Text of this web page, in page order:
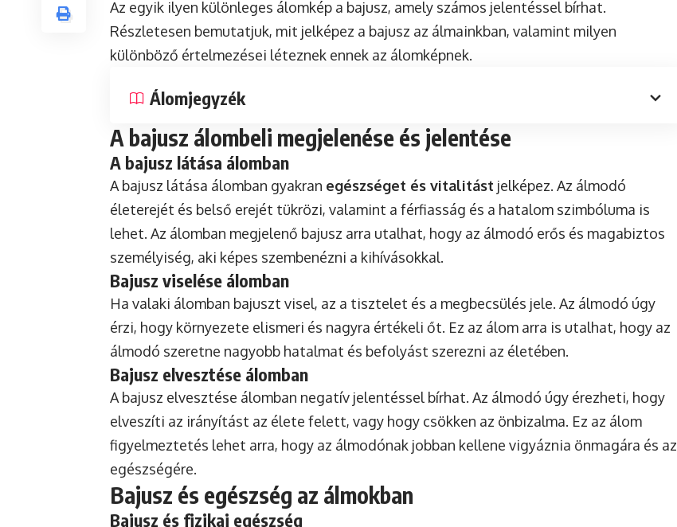
Az egyik ilyen különleges álomkép a bajusz, amely számos jelentéssel bírhat.
Részletesen bemutatjuk, mit jelképez a bajusz az álmainkban, valamint milyen
különböző értelmezései léteznek ennek az álomképnek.
Álomjegyzék
A bajusz álombeli megjelenése és jelentése
A bajusz látása álomban
A bajusz látása álomban gyakran egészséget és vitalitást jelképez. Az álmodó
életerejét és belső erejét tükrözi, valamint a férfiasság és a hatalom szimbóluma is
lehet. Az álomban megjelenő bajusz arra utalhat, hogy az álmodó erős és magabiztos
személyiség, aki képes szembenézni a kihívásokkal.
Bajusz viselése álomban
Ha valaki álomban bajuszt visel, az a tisztelet és a megbecsülés jele. Az álmodó úgy
érzi, hogy környezete elismeri és nagyra értékeli őt. Ez az álom arra is utalhat, hogy az
álmodó szeretne nagyobb hatalmat és befolyást szerezni az életében.
Bajusz elvesztése álomban
A bajusz elvesztése álomban negatív jelentéssel bírhat. Az álmodó úgy érezheti, hogy
elveszíti az irányítást az élete felett, vagy hogy csökken az önbizalma. Ez az álom
figyelmeztetés lehet arra, hogy az álmodónak jobban kellene vigyáznia önmagára és az
egészségére.
Bajusz és egészség az álmokban
Bajusz és fizikai egészség